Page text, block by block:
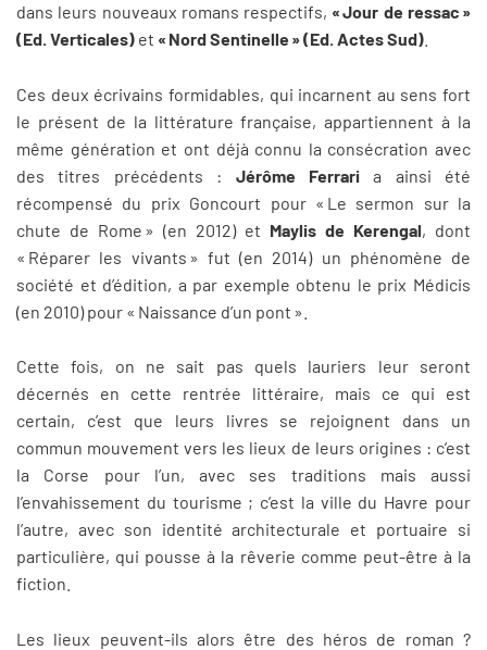
dans leurs nouveaux romans respectifs, « Jour de ressac »
(Ed. Verticales) et « Nord Sentinelle » (Ed. Actes Sud)
Ces deux écrivains formidables, qui incarnent au sens fort
le présent de la littérature française, appartiennent à la
même génération et ont déjà connu la consécration avec
des titres précédents : Jérôme Ferraria ainsi été
récompensé du prix Goncourt pour « Le sermon sur la
chute de Rome » (en 2012) et Maylis de Kerengal, dont
« Réparer les vivants » fut (en 2014) un phénomène de
société et d’édition, a par exemple obtenu le prix Médicis
(en 2010) pour « Naissance d’un pont ».
Cette fois, on ne sait pas quels lauriers leur seront
décernés en cette rentrée littéraire, mais ce qui est
certain, c’est que leurs livres se rejoignent dans un
commun mouvement vers les lieux de leurs origines : c’est
la Corse pour l’un, avec ses traditions mais aussi
l’envahissement du tourisme ; c’est la ville du Havre pour
l’autre, avec son identité architecturale et portuaire si
particulière, qui pousse à la rêverie comme peut-être à la
fiction.
Les lieux peuvent-ils alors être des héros de roman ?